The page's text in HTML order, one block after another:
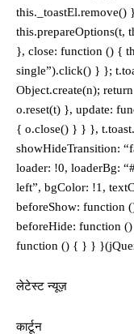
this._toastEl.remove()
this.prepareOptions(t,
}, close: function () {
single”).click() } };
Object.create(n);
o.reset(t) }, update:
{ o.close() } } },
showHideTransition:
loader: !0, loaderBg:
left”, bgColor: !1,
beforeShow: function
beforeHide: function
function () { } }
लेटेस्ट न्यूज़
कार्टून